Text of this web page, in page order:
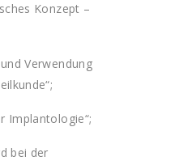
Konzept –
Verwendung
Implantologie“;
bei der